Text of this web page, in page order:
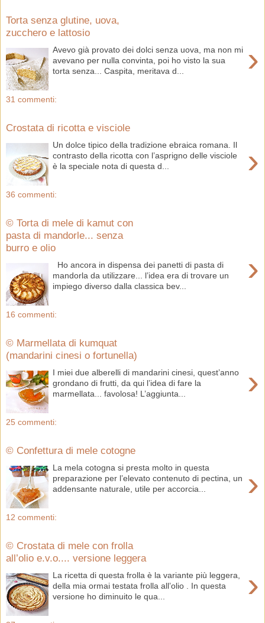
Torta senza glutine, uova,
zucchero e lattosio
›
Avevo già provato dei dolci senza uova, ma non mi
avevano per nulla convinta, poi ho visto la sua
torta senza... Caspita, meritava d...
31 commenti:
Crostata di ricotta e visciole
›
Un dolce tipico della tradizione ebraica romana. Il
contrasto della ricotta con l’asprigno delle visciole
è la speciale nota di questa d...
36 commenti:
© Torta di mele di kamut con
pasta di mandorle... senza
burro e olio
›
Ho ancora in dispensa dei panetti di pasta di
mandorla da utilizzare... l’idea era di trovare un
impiego diverso dalla classica bev...
16 commenti:
© Marmellata di kumquat
(mandarini cinesi o fortunella)
›
I miei due alberelli di mandarini cinesi, quest’anno
grondano di frutti, da qui l’idea di fare la
marmellata... favolosa! L’aggiunta...
25 commenti:
© Confettura di mele cotogne
›
La mela cotogna si presta molto in questa
preparazione per l’elevato contenuto di pectina, un
addensante naturale, utile per accorcia...
12 commenti:
© Crostata di mele con frolla
all’olio e.v.o.... versione leggera
›
La ricetta di questa frolla è la variante più leggera,
della mia ormai testata frolla all’olio . In questa
versione ho diminuito le qua...